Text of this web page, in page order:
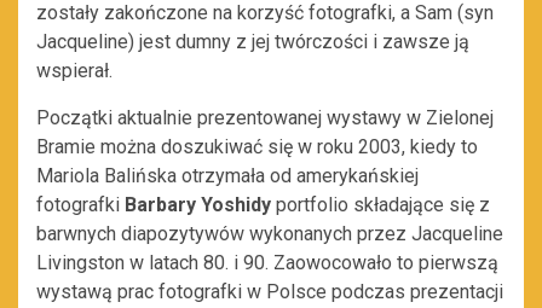
zostały zakończone na korzyść fotografki, a Sam (syn
Jacqueline) jest dumny z jej twórczości i zawsze ją
wspierał.
Początki aktualnie prezentowanej wystawy w Zielonej
Bramie można doszukiwać się w roku 2003, kiedy to
Mariola Balińska otrzymała od amerykańskiej
fotografki Barbary Yoshidy portfolio składające się z
barwnych diapozytywów wykonanych przez Jacqueline
Livingston w latach 80. i 90. Zaowocowało to pierwszą
wystawą prac fotografki w Polsce podczas prezentacji